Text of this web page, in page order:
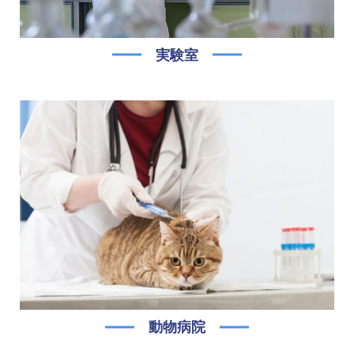
実験室
動物病院